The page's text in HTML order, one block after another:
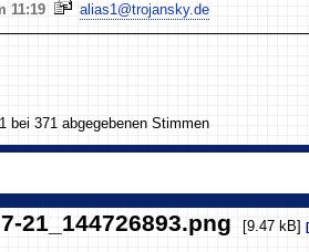
11:19 alias1@trojansky.de
bei 371 abgegebenen Stimmen
21_144726893.png [9.47 kB]